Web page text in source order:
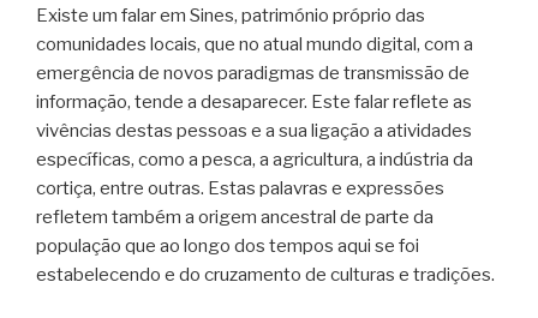
Existe um falar em Sines, património próprio das
comunidades locais, que no atual mundo digital, com a
emergência de novos paradigmas de transmissão de
informação, tende a desaparecer. Este falar reflete as
vivências destas pessoas e a sua ligação a atividades
específicas, como a pesca, a agricultura, a indústria da
cortiça, entre outras. Estas palavras e expressões
refletem também a origem ancestral de parte da
população que ao longo dos tempos aqui se foi
estabelecendo e do cruzamento de culturas e tradições.